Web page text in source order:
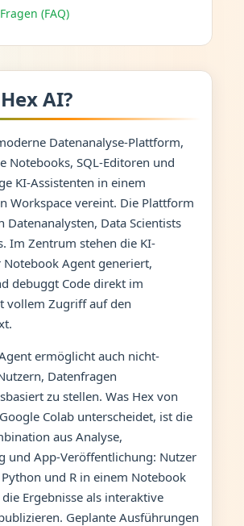
(FAQ)
AI?
Datenanalyse-Plattform,
Notebooks, SQL-Editoren und
KI-Assistenten in einem
Workspace vereint. Die Plattform
Datenanalysten, Data Scientists
Im Zentrum stehen die KI-
Notebook Agent generiert,
debuggt Code direkt im
vollem Zugriff auf den
ermöglicht auch nicht-
Datenfragen
zu stellen. Was Hex von
Colab unterscheidet, ist die
aus Analyse,
und App-Veröffentlichung: Nutzer
und R in einem Notebook
Ergebnisse als interaktive
Geplante Ausführungen